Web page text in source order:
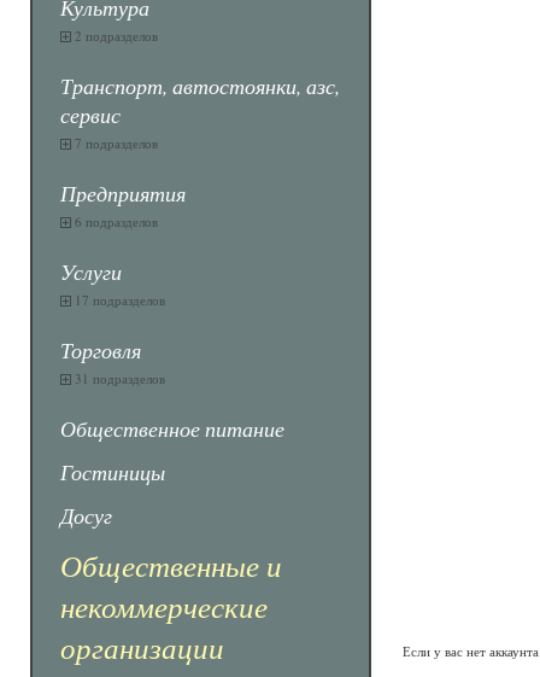
Культура
2 подразделов
Транспорт, автостоянки, азс,
сервис
7 подразделов
Предприятия
6 подразделов
Услуги
17 подразделов
Торговля
31 подразделов
Общественное питание
Гостиницы
Досуг
Общественные и
некоммерческие
организации
Если у вас нет